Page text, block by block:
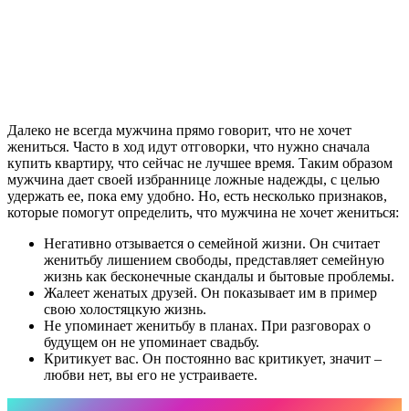
Далеко не всегда мужчина прямо говорит, что не хочет
жениться. Часто в ход идут отговорки, что нужно сначала
купить квартиру, что сейчас не лучшее время. Таким образом
мужчина дает своей избраннице ложные надежды, с целью
удержать ее, пока ему удобно. Но, есть несколько признаков,
которые помогут определить, что мужчина не хочет жениться:
Негативно отзывается о семейной жизни. Он считает
женитьбу лишением свободы, представляет семейную
жизнь как бесконечные скандалы и бытовые проблемы.
Жалеет женатых друзей. Он показывает им в пример
свою холостяцкую жизнь.
Не упоминает женитьбу в планах. При разговорах о
будущем он не упоминает свадьбу.
Критикует вас. Он постоянно вас критикует, значит –
любви нет, вы его не устраиваете.